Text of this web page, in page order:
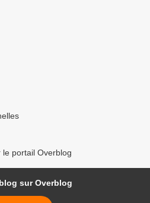
le portail Overblog
sur Overblog